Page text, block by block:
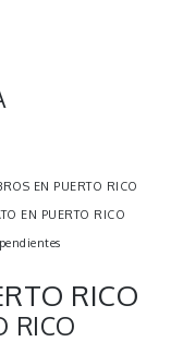
EN PUERTO RICO
EN PUERTO RICO
RICO
RICO